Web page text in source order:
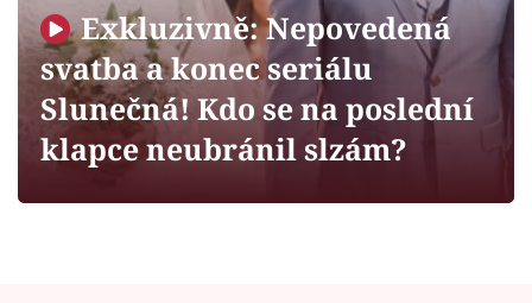
Sledujte prima+
Filmový festival Karlovy Vary
Exkluzivně: Nepovedená
svatba a konec seriálu
Slunečná! Kdo se na poslední
klapce neubránil slzám?